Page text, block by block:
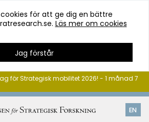
för att ge dig en bättre
Läs mer om cookies
Jag förstår
EN
för Strategisk mobilitet 2026! - 1 månad 7